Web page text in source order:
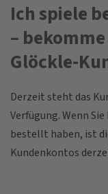
Ich spiele
–
Glöckle-
Derzeit steht das
Verfügung. Wenn
bestellt haben, ist
Kundenkontos